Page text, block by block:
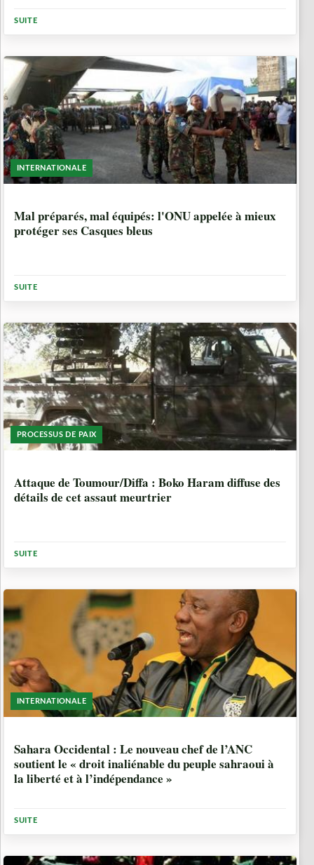
SUITE
INTERNATIONALE
Mal préparés, mal équipés: l'ONU appelée à mieux
protéger ses Casques bleus
SUITE
PROCESSUS DE PAIX
Attaque de Toumour/Diffa : Boko Haram diffuse des
détails de cet assaut meurtrier
SUITE
INTERNATIONALE
Sahara Occidental : Le nouveau chef de l’ANC
soutient le « droit inaliénable du peuple sahraoui à
la liberté et à l’indépendance »
SUITE